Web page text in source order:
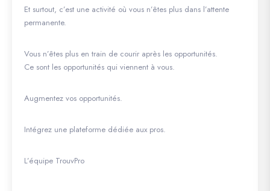
Et surtout, c’est une activité où vous n’êtes plus dans l’attente
permanente.
Vous n’êtes plus en train de courir après les opportunités.
Ce sont les opportunités qui viennent à vous.
Augmentez vos opportunités.
Intégrez une plateforme dédiée aux pros.
L’équipe TrouvPro